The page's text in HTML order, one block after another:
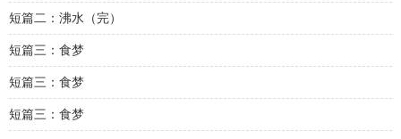
短篇二：沸水（完）
短篇三：食梦
短篇三：食梦
短篇三：食梦